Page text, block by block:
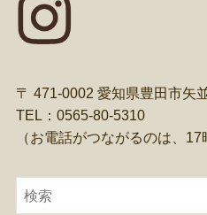
〒 471-0002 愛知県豊田市矢
TEL：0565-80-5310
（お電話がつながるのは、17